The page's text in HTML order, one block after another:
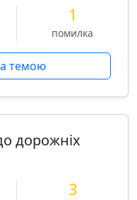
1
помилка
темою
дорожніх
3